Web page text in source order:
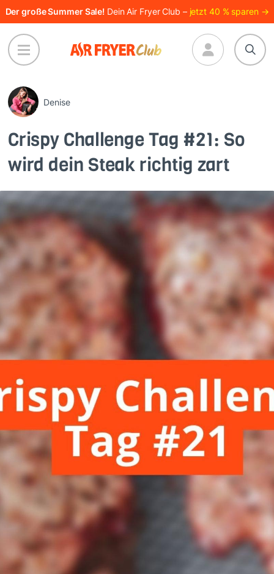
Direkt
zum
Inhalt
Der große Summer Sale! Dein Air Fryer Club – jetzt 40 % sparen →
Denise
Crispy Challenge Tag #21: So
wird dein Steak richtig zart